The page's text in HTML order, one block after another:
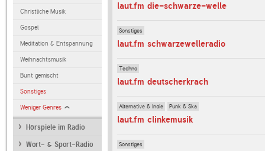
Christliche Musik
Gospel
Meditation & Entspannung
Weihnachtsmusik
Bunt gemischt
Sonstiges
Weniger Genres
Hörspiele im Radio
Wort- & Sport-Radio
laut.fm die-schwarze-welle
Sonstiges
laut.fm schwarzewelleradio
Techno
laut.fm deutscherkrach
Alternative & Indie Punk & Ska
laut.fm clinkemusik
Sonstiges